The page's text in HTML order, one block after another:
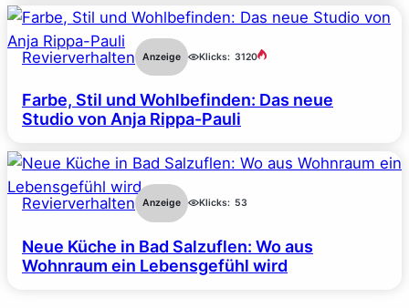
Revierverhalten Anzeige Klicks: 3120
Farbe, Stil und Wohlbefinden: Das neue
Studio von Anja Rippa-Pauli
Revierverhalten Anzeige Klicks: 53
Neue Küche in Bad Salzuflen: Wo aus
Wohnraum ein Lebensgefühl wird